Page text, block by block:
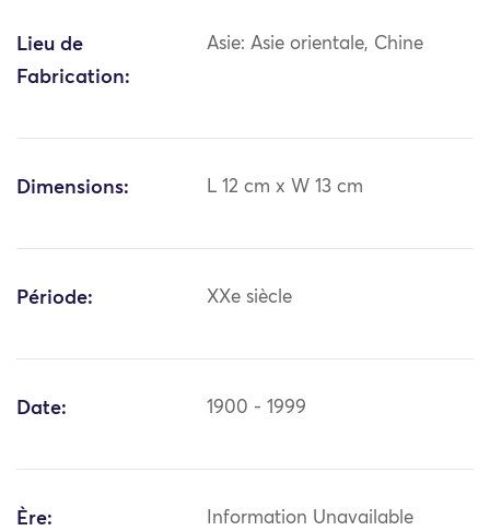
Lieu de
Fabrication:
Asie: Asie orientale, Chine
Dimensions: L 12 cm x W 13 cm
Période: XXe siècle
Date: 1900 - 1999
Ère: Information Unavailable